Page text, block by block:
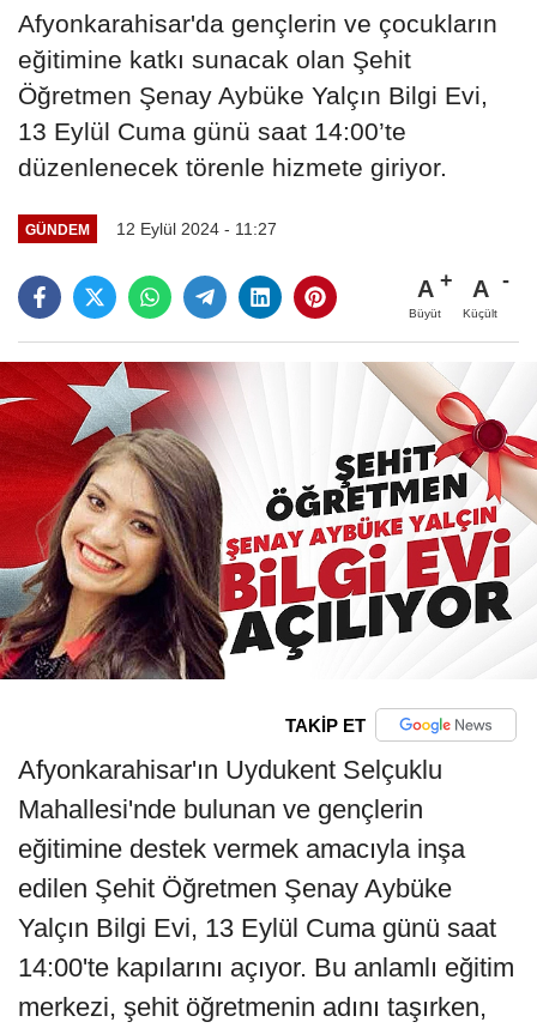
Afyonkarahisar'da gençlerin ve çocukların
eğitimine katkı sunacak olan Şehit
Öğretmen Şenay Aybüke Yalçın Bilgi Evi,
13 Eylül Cuma günü saat 14:00’te
düzenlenecek törenle hizmete giriyor.
GÜNDEM 12 Eylül 2024 - 11:27
A
Büyüt
A
Küçült
TAKİP ET
Afyonkarahisar'ın Uydukent Selçuklu
Mahallesi'nde bulunan ve gençlerin
eğitimine destek vermek amacıyla inşa
edilen Şehit Öğretmen Şenay Aybüke
Yalçın Bilgi Evi, 13 Eylül Cuma günü saat
14:00'te kapılarını açıyor. Bu anlamlı eğitim
merkezi, şehit öğretmenin adını taşırken,